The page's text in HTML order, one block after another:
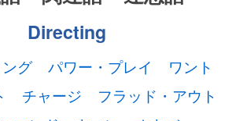
Directing
グ パワー・プレイ
ワント
チャージ
フラッド・アウト